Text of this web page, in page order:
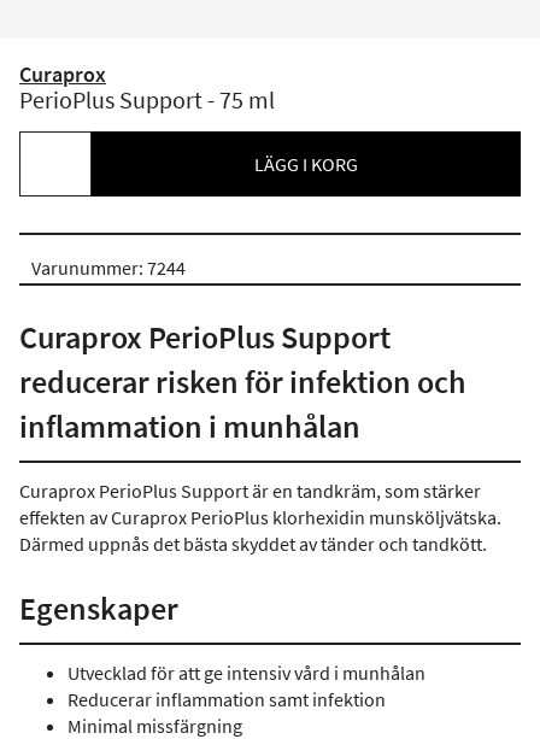
Curaprox
PerioPlus Support - 75 ml
LÄGG I KORG
Varunummer: 7244
Curaprox PerioPlus Support
reducerar risken för infektion och
inflammation i munhålan
Curaprox PerioPlus Support är en tandkräm, som stärker
effekten av Curaprox PerioPlus klorhexidin munsköljvätska.
Därmed uppnås det bästa skyddet av tänder och tandkött.
Egenskaper
Utvecklad för att ge intensiv vård i munhålan
Reducerar inflammation samt infektion
Minimal missfärgning